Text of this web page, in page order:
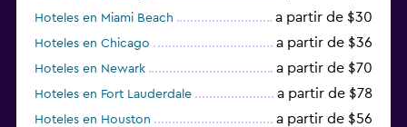
Hoteles en Miami Beach a partir de $30
Hoteles en Chicago a partir de $36
Hoteles en Newark a partir de $70
Hoteles en Fort Lauderdale a partir de $78
Hoteles en Houston a partir de $56